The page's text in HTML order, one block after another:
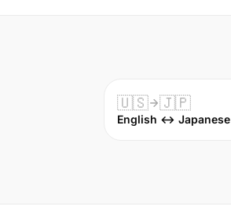
🇺🇸 🇯🇵
English ↔ Japanese